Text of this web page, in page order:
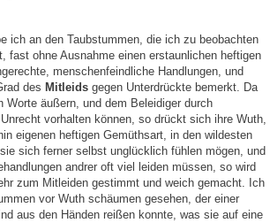
ich an den Taubstummen, die ich zu beobachten
fast ohne Ausnahme einen erstaunlichen heftigen
menschenfeindliche Handlungen, und
des Mitleids gegen Unterdrückte bemerkt. Da
Worte äußern, und dem Beleidiger durch
vorhalten können, so drückt sich ihre Wuth,
eigenen heftigen Gemüthsart, in den wildesten
sich ferner selbst unglücklich fühlen mögen, und
andrer oft viel leiden müssen, so wird
zum Mitleiden gestimmt und weich gemacht. Ich
vor Wuth schäumen gesehen, der einer
aus den Händen reißen konnte, was sie auf eine